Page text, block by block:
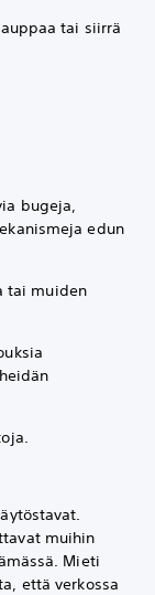
tai siirrä
bugeja,
edun
tai muiden
muihin
Mieti
että verkossa